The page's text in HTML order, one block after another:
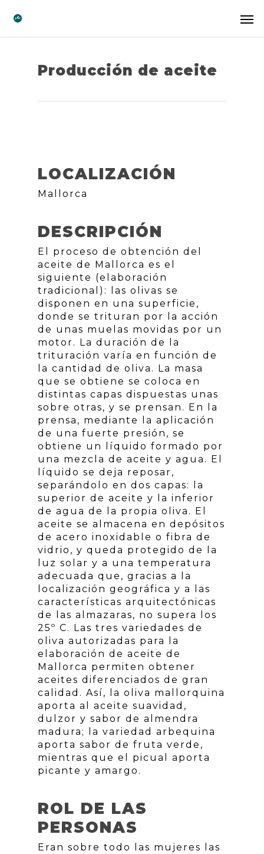
Producción de aceite
LOCALIZACIÓN
Mallorca
DESCRIPCIÓN
El proceso de obtención del
aceite de Mallorca es el
siguiente (elaboración
tradicional): las olivas se
disponen en una superficie,
donde se trituran por la acción
de unas muelas movidas por un
motor. La duración de la
trituración varía en función de
la cantidad de oliva. La masa
que se obtiene se coloca en
distintas capas dispuestas unas
sobre otras, y se prensan. En la
prensa, mediante la aplicación
de una fuerte presión, se
obtiene un líquido formado por
una mezcla de aceite y agua. El
líquido se deja reposar,
separándolo en dos capas: la
superior de aceite y la inferior
de agua de la propia oliva. El
aceite se almacena en depósitos
de acero inoxidable o fibra de
vidrio, y queda protegido de la
luz solar y a una temperatura
adecuada que, gracias a la
localización geográfica y a las
características arquitectónicas
de las almazaras, no supera los
25º C. Las tres variedades de
oliva autorizadas para la
elaboración de aceite de
Mallorca permiten obtener
aceites diferenciados de gran
calidad. Así, la oliva mallorquina
aporta al aceite suavidad,
dulzor y sabor de almendra
madura; la variedad arbequina
aporta sabor de fruta verde,
mientras que el picual aporta
picante y amargo.
ROL DE LAS
PERSONAS
Eran sobre todo las mujeres las